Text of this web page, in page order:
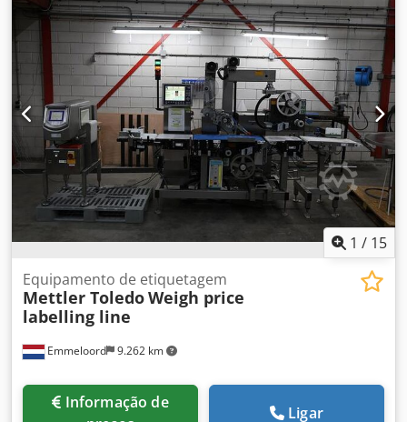
1 / 15
Emmeloord 9.262 km
Equipamento de etiquetagem
Mettler ToledoWeigh price
labelling line
Ligar